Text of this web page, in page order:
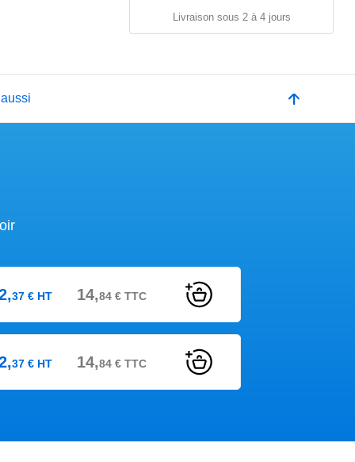
Livraison sous 2 à 4 jours
37 € HT 14,84 € TTC
37 € HT 14,84 € TTC